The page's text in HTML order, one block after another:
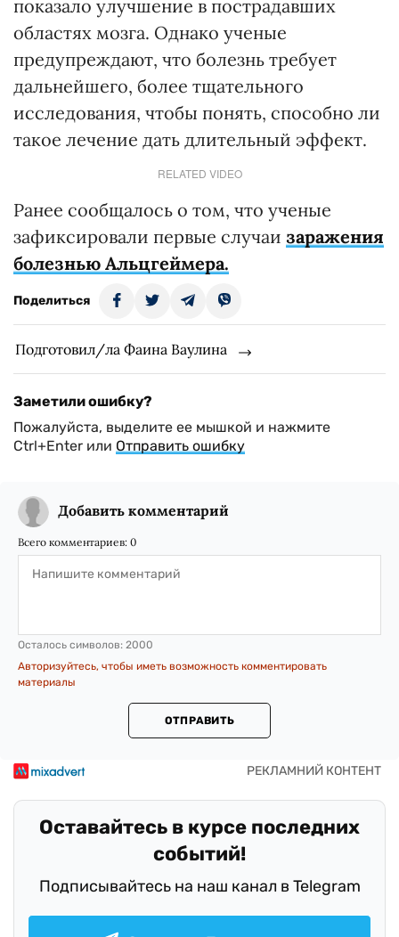
показало улучшение в пострадавших
областях мозга. Однако ученые
предупреждают, что болезнь требует
дальнейшего, более тщательного
исследования, чтобы понять, способно ли
такое лечение дать длительный эффект.
RELATED VIDEO
Ранее сообщалось о том, что ученые
зафиксировали первые случаи заражения
болезнью Альцгеймера.
Поделиться
Подготовил/ла Фаина Ваулина
Заметили ошибку?
Пожалуйста, выделите ее мышкой и нажмите
Ctrl+Enter или Отправить ошибку
Добавить комментарий
Всего комментариев: 0
Осталось символов: 2000
Авторизуйтесь, чтобы иметь возможность комментировать
материалы
ОТПРАВИТЬ
Оставайтесь в курсе последних
событий!
Подписывайтесь на наш канал в Telegram